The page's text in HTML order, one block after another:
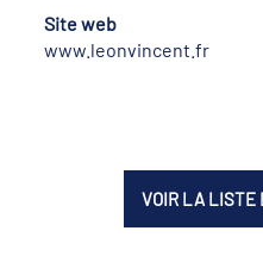
Site web
www.leonvincent.fr
VOIR LA LISTE